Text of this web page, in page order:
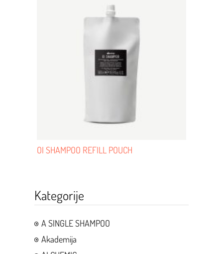
OI SHAMPOO REFILL POUCH
Kategorije
A SINGLE SHAMPOO
Akademija